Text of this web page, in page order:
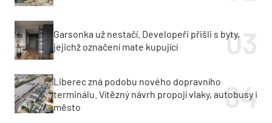
Garsonka už nestačí. Developeři přišli s byty,
jejichž označení mate kupující
Liberec zná podobu nového dopravního
terminálu. Vítězný návrh propojí vlaky, autobusy i
město